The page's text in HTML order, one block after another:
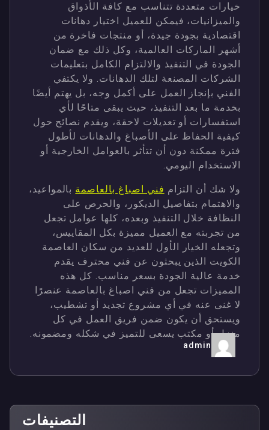
خيارات متعددة تتناسب مع كافة الأذواق
والميزانيات، فيمكن للعميل اختيار دهانات
اقتصادية بجودة جيدة، أو منتجات فاخرة من
أشهر الماركات العالمية، وكل ذلك مع ضمان
الجودة في التنفيذ والالتزام الكامل بتعليمات
الشركات المصنعة لتلك الدهانات. ولا يكتفي
الفني بإنجاز العمل على أكمل وجه، بل يهتم أيضًا
بخدمة ما بعد التنفيذ، حيث يبقى متاحًا لأي
استفسارات أو تعديلات لاحقة، ويقدم نصائح حول
كيفية الحفاظ على الأصباغ والدهانات لأطول
فترة ممكنة دون أن تتأثر بالعوامل الخارجية أو
الاستخدام اليومي.
ولا شك أن التزام فني اصباغ بالعاصمة بالمواعيد،
والاهتمام بتفاصيل الديكور، والحرص على
النظافة خلال التنفيذ وبعده، كلها عوامل تجعل
من تجربته مع العميل مميزة بكل المقاييس،
وتجعله الخيار الأول للعديد من سكان العاصمة
الكويت الذين يبحثون عن فني محترف يقدم
خدمة عالية الجودة بسعر مناسب. كل هذه
المميزات تجعل من فني اصباغ بالعاصمة عنصرًا
لا غنى عنه في أي مشروع تجديد أو تشطيب،
ويستحق أن يكون ضمن فريق العمل في كل
منزل أو مكتب يسعى للتميز في شكله ومضمونه.
admin
التصنيفات